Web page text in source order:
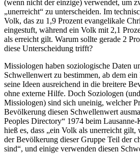
(wenn nicht der einzige) verwendet, um
„unerreicht“ zu unterscheiden. Im
Volk, das zu 1,9 Prozent evangelikale
eingestuft, während ein Volk mit 2,1
als erreicht gilt. Warum sollte gerade 2
diese Unterscheidung trifft?
Missiologen haben soziologische Daten
Schwellenwert zu bestimmen, ab dem
seine Ideen ausreichend in die breitere
ohne externe Hilfe. Doch Soziologen
Missiologen) sind sich uneinig, welcher
Bevölkerung diesen Schwellenwert
Peoples Directory“ 1974 beim
hieß es, dass „ein Volk als unerreicht
der Bevölkerung dieser Gruppe Teil der
sind“, und einige verwenden diesen